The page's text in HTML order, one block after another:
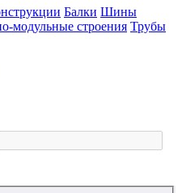
Балки Шины
модульные строения Трубы